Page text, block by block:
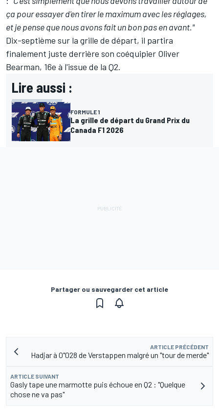
ça pour essayer d'en tirer le maximum avec les réglages,
et je pense que nous avons fait un bon pas en avant."
Dix-septième sur la grille de départ, il partira
finalement juste derrière son coéquipier Oliver
Bearman, 16e à l'issue de la Q2.
Lire aussi :
FORMULE 1
La grille de départ du Grand Prix du
Canada F1 2026
Partager ou sauvegarder cet article
ARTICLE PRÉCÉDENT
Hadjar à 0"028 de Verstappen malgré un "tour de merde"
ARTICLE SUIVANT
Gasly tape une marmotte puis échoue en Q2 : "Quelque
chose ne va pas"